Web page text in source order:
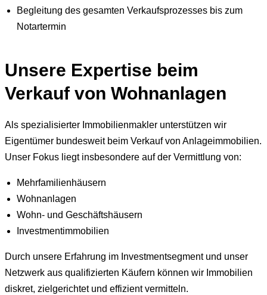
Begleitung des gesamten Verkaufsprozesses bis zum
Notartermin
Unsere Expertise beim
Verkauf von Wohnanlagen
Als spezialisierter Immobilienmakler unterstützen wir
Eigentümer bundesweit beim Verkauf von Anlageimmobilien.
Unser Fokus liegt insbesondere auf der Vermittlung von:
Mehrfamilienhäusern
Wohnanlagen
Wohn- und Geschäftshäusern
Investmentimmobilien
Durch unsere Erfahrung im Investmentsegment und unser
Netzwerk aus qualifizierten Käufern können wir Immobilien
diskret, zielgerichtet und effizient vermitteln.